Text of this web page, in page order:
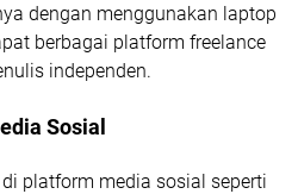
dengan menggunakan laptop
berbagai platform freelance
independen.
Sosial
platform media sosial seperti